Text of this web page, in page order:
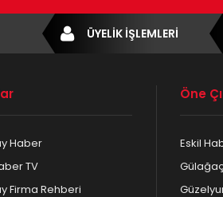
ÜYELİK İŞLEMLERİ
Haber
TV
Firma Rehberi
Öne
Eskil